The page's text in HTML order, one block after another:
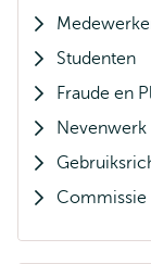
Studenten
Fraude en
Nevenwerk
Commissie